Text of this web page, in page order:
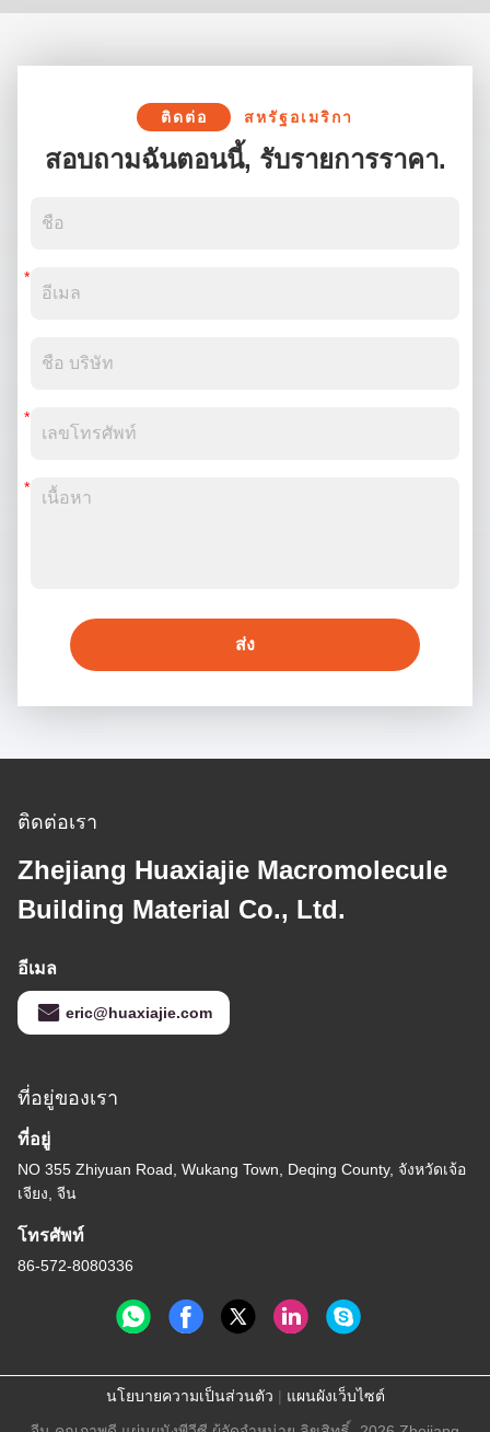
สามารถรับมือกับสถานการณ์ต่างๆ ในการใช้งานห้องพักแขกใน
เฉพาะและเชิงผนัง PVC เป็นชุดเพื่อให้แน่ใจว่าการติดตั้งแผ่น
WPC จะราบรื่นยิ่งขึ้น นอกจากนี้ เชิงผนัง PVC ยังสามารถเสริม
การตกแต่งผนัง ช่วยเพิ่มความเป็นอันหนึ่งอันเดียวกันทางสายตา
ติดต่อ สหรัฐอเมริกา
สอบถามฉันตอนนี้, รับรายการราคา.
ส่ง
ติดต่อเรา
Zhejiang Huaxiajie Macromolecule
Building Material Co., Ltd.
อีเมล
eric@huaxiajie.com
ที่อยู่ของเรา
ที่อยู่
NO 355 Zhiyuan Road, Wukang Town, Deqing County, จังหวัดเจ้อ
เจียง, จีน
โทรศัพท์
86-572-8080336
นโยบายความเป็นส่วนตัว | แผนผังเว็บไซต์